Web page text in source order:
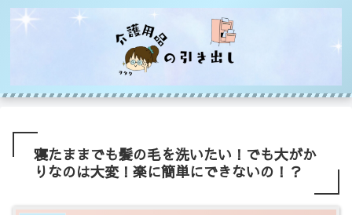
寝たままでも髪の毛を洗いたい！でも大がか
りなのは大変！楽に簡単にできないの！？